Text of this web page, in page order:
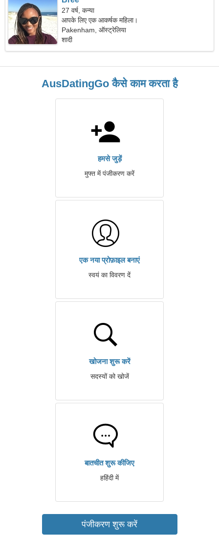
27 वर्ष, कन्या
आपके लिए एक आकर्षक महिला।
Pakenham, ऑस्ट्रेलिया
शादी
AusDatingGo कैसे काम करता है
हमसे जुड़ें
मुफ्त में पंजीकरण करें
एक नया प्रोफ़ाइल बनाएं
स्वयं का विवरण दें
खोजना शुरू करें
सदस्यों को खोजें
बातचीत शुरू कीजिए
हहिंदी में
पंजीकरण शुरू करें